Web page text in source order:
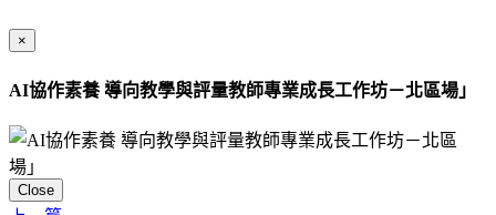
×
AI協作素養 導向教學與評量教師專業成長工作坊－北區場」
Close